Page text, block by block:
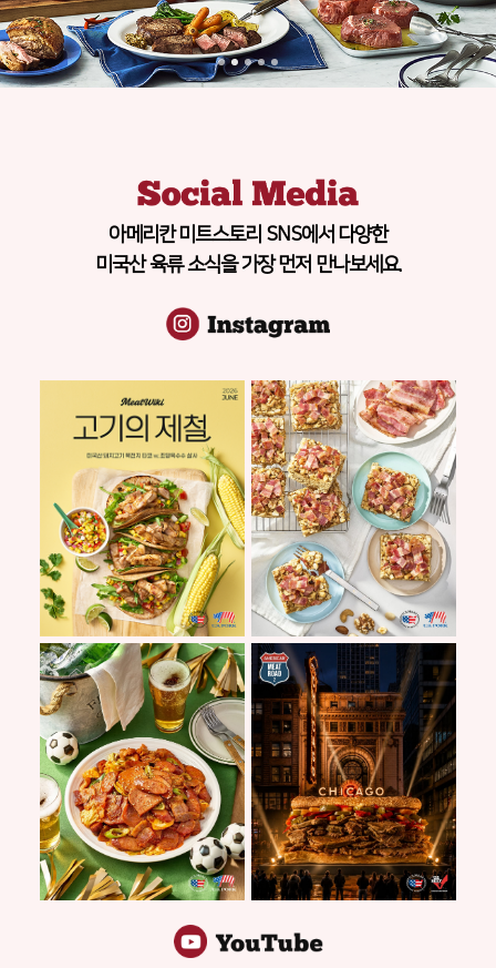
아메리칸 미트스토리 SNS에서 다양한
미국산 육류 소식을 가장 먼저 만나보세요.